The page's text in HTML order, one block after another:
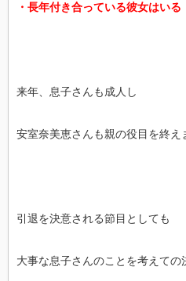
・長年付き合っている彼女はいる
来年、息子さんも成人し
安室奈美恵さんも親の役目を終え
引退を決意される節目としても
大事な息子さんのことを考えての